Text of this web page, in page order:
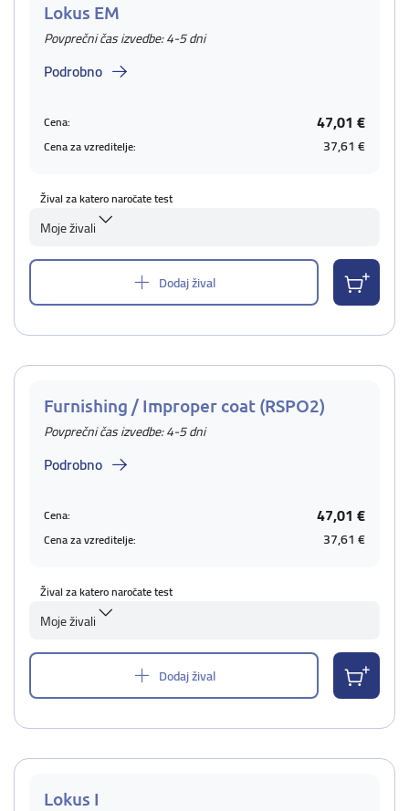
Lokus EM
Povprečni čas izvedbe: 4-5 dni
Podrobno
Cena: 47,01 €
Cena za vzreditelje: 37,61 €
Žival za katero naročate test
Moje živali
Dodaj žival
Furnishing / Improper coat (RSPO2)
Povprečni čas izvedbe: 4-5 dni
Podrobno
Cena: 47,01 €
Cena za vzreditelje: 37,61 €
Žival za katero naročate test
Moje živali
Dodaj žival
Lokus I